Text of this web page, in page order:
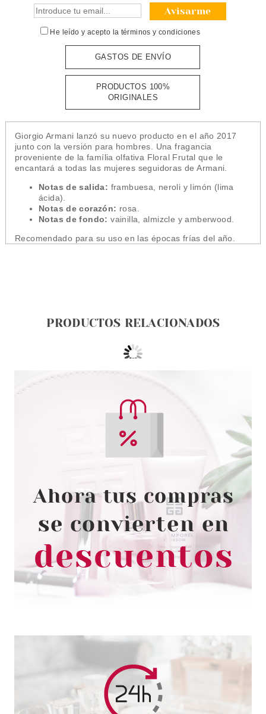
Avisarme
He leído y acepto la términos y condiciones
GASTOS DE ENVÍO
PRODUCTOS 100%
ORIGINALES
Giorgio Armani lanzó su nuevo producto en el año 2017
junto con la versión para hombres. Una fragancia
proveniente de la família olfativa Floral Frutal que le
encantará a todas las mujeres seguidoras de Armani.
Notas de salida: frambuesa, neroli y limón (lima
ácida).
Notas de corazón: rosa.
Notas de fondo: vainilla, almizcle y amberwood.
Recomendado para su uso en las épocas frías del año.
PRODUCTOS RELACIONADOS
GIORGIO ARMANI
GIORGIO ARMANI SI EDP 50 ML
Pvr 81.00€
-28%
desde
57.95€